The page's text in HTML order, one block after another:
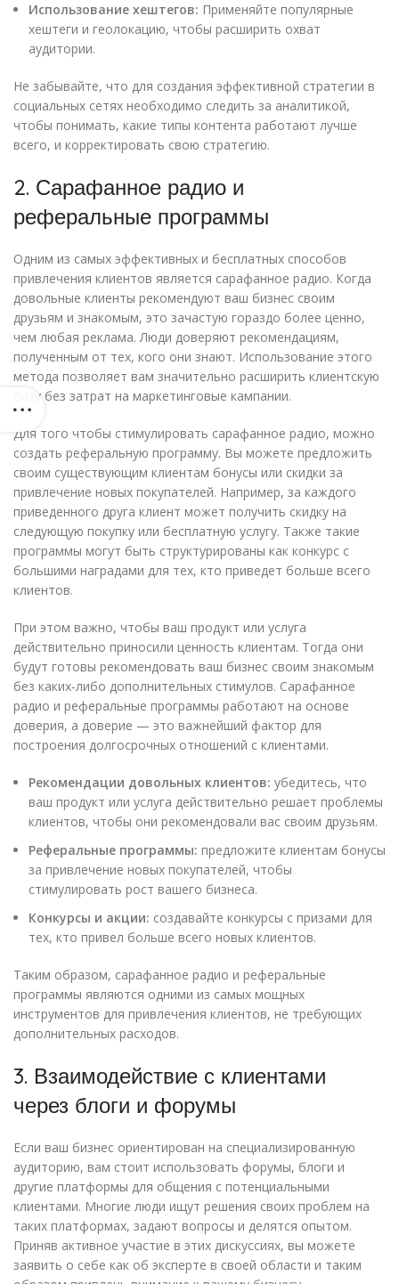
Использование хештегов: Применяйте популярные
хештеги и геолокацию, чтобы расширить охват
аудитории.
Не забывайте, что для создания эффективной стратегии в
социальных сетях необходимо следить за аналитикой,
чтобы понимать, какие типы контента работают лучше
всего, и корректировать свою стратегию.
2. Сарафанное радио и
реферальные программы
Одним из самых эффективных и бесплатных способов
привлечения клиентов является сарафанное радио. Когда
довольные клиенты рекомендуют ваш бизнес своим
друзьям и знакомым, это зачастую гораздо более ценно,
чем любая реклама. Люди доверяют рекомендациям,
полученным от тех, кого они знают. Использование этого
метода позволяет вам значительно расширить клиентскую
базу без затрат на маркетинговые кампании.
Для того чтобы стимулировать сарафанное радио, можно
создать реферальную программу. Вы можете предложить
своим существующим клиентам бонусы или скидки за
привлечение новых покупателей. Например, за каждого
приведенного друга клиент может получить скидку на
следующую покупку или бесплатную услугу. Также такие
программы могут быть структурированы как конкурс с
большими наградами для тех, кто приведет больше всего
клиентов.
При этом важно, чтобы ваш продукт или услуга
действительно приносили ценность клиентам. Тогда они
будут готовы рекомендовать ваш бизнес своим знакомым
без каких-либо дополнительных стимулов. Сарафанное
радио и реферальные программы работают на основе
доверия, а доверие — это важнейший фактор для
построения долгосрочных отношений с клиентами.
Рекомендации довольных клиентов: убедитесь, что
ваш продукт или услуга действительно решает проблемы
клиентов, чтобы они рекомендовали вас своим друзьям.
Реферальные программы: предложите клиентам бонусы
за привлечение новых покупателей, чтобы
стимулировать рост вашего бизнеса.
Конкурсы и акции: создавайте конкурсы с призами для
тех, кто привел больше всего новых клиентов.
Таким образом, сарафанное радио и реферальные
программы являются одними из самых мощных
инструментов для привлечения клиентов, не требующих
дополнительных расходов.
3. Взаимодействие с клиентами
через блоги и форумы
Если ваш бизнес ориентирован на специализированную
аудиторию, вам стоит использовать форумы, блоги и
другие платформы для общения с потенциальными
клиентами. Многие люди ищут решения своих проблем на
таких платформах, задают вопросы и делятся опытом.
Приняв активное участие в этих дискуссиях, вы можете
заявить о себе как об эксперте в своей области и таким